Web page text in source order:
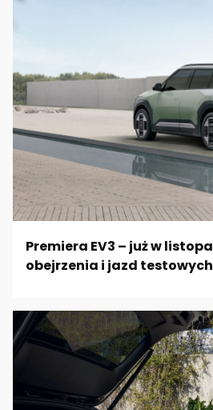
Premiera EV3 – już w
obejrzenia i jazd